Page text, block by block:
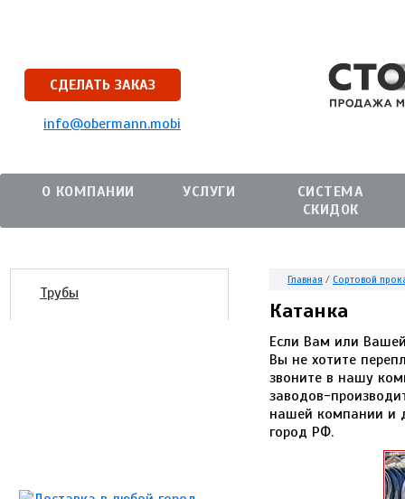
СДЕЛАТЬ ЗАКАЗ
info@obermann.mobi
О КОМПАНИИ УСЛУГИ
СИСТЕМА
СКИДОК
Трубы
Главная / Сортовой
Катанка
Если Вам или
Вы не хотите
звоните в нашу
заводов-
нашей компании и
город РФ.